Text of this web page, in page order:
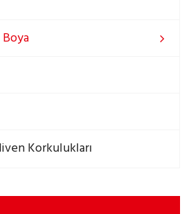
Korkulukları